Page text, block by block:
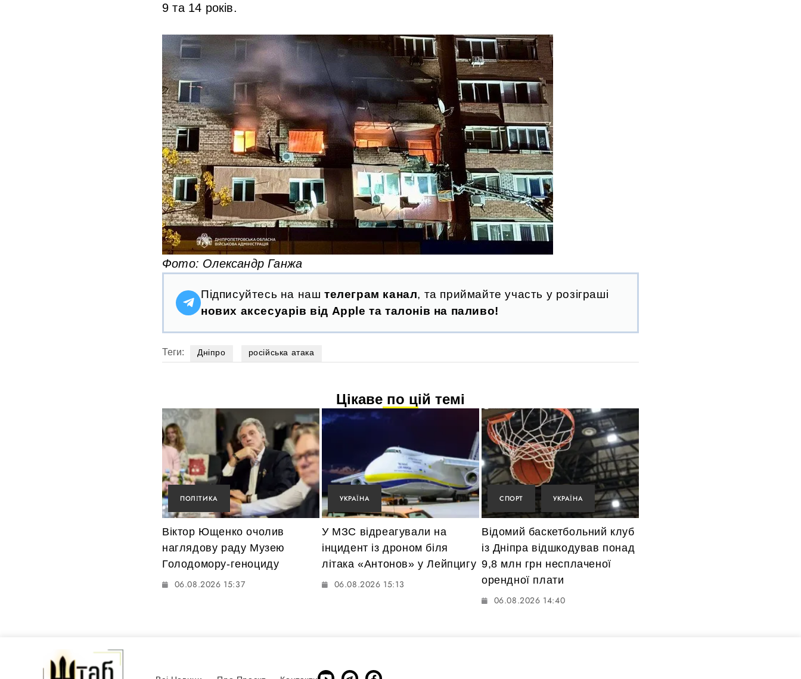
9 та 14 років.
Фото: Олександр Ганжа
Підписуйтесь на наш телеграм канал, та приймайте участь у розіграші
нових аксесуарів від Apple та талонів на паливо!
Теги: Дніпро російська атака
Цікаве по цій темі
ПОЛІТИКА
Віктор Ющенко очолив
наглядову раду Музею
Голодомору-геноциду
06.08.2026 15:37
УКРАЇНА
У МЗС відреагували на
інцидент із дроном біля
літака «Антонов» у Лейпцигу
06.08.2026 15:13
СПОРТ УКРАЇНА
Відомий баскетбольний клуб
із Дніпра відшкодував понад
9,8 млн грн несплаченої
орендної плати
06.08.2026 14:40